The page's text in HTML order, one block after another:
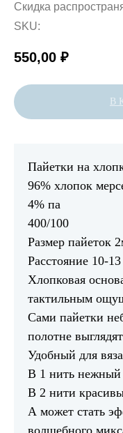
Скидка
SKU:
550,00 ₽
В
Пайетки на
96% хлопок
4% па
400/100
Размер пайеток
Расстояние 10-
Хлопковая
тактильным
Сами пайетки
полотне
Удобный для
В 1 нить нежный
В 2 нити
А может стать